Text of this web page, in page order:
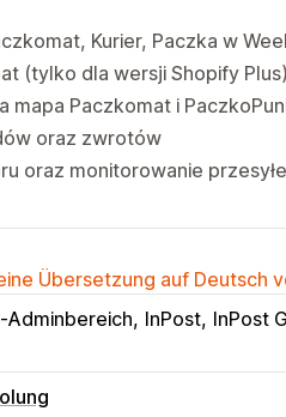
Kurier, Paczka w
(tylko dla wersji Shopify Plus)
mapa Paczkomat i
oraz zwrotów
oraz monitorowanie
Übersetzung auf Deutsch
Adminbereich InPost InPost